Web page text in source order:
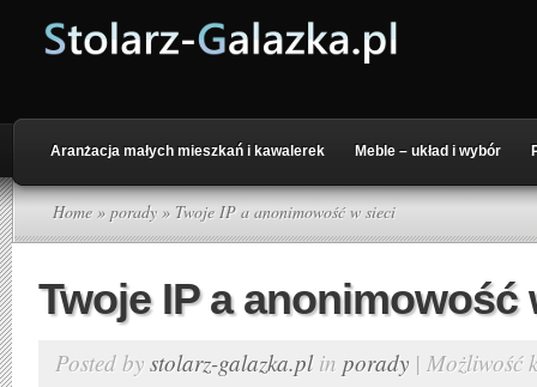
Aranżacja małych mieszkań i kawalerek Meble – układ i wybór
Home » porady» Twoje IP a anonimowość w sieci
Twoje IP a anonimowość
Posted by stolarz-galazka.plin porady | Możliwość